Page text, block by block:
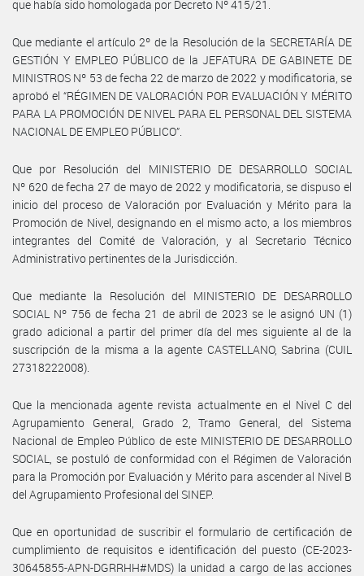
que había sido homologada por Decreto Nº 415/21.
Que mediante el artículo 2º de la Resolución de la SECRETARÍA DE
GESTIÓN Y EMPLEO PÚBLICO de la JEFATURA DE GABINETE DE
MINISTROS Nº 53 de fecha 22 de marzo de 2022 y modificatoria, se
aprobó el “RÉGIMEN DE VALORACIÓN POR EVALUACIÓN Y MÉRITO
PARA LA PROMOCIÓN DE NIVEL PARA EL PERSONAL DEL SISTEMA
NACIONAL DE EMPLEO PÚBLICO”.
Que por Resolución del MINISTERIO DE DESARROLLO SOCIAL
Nº 620 de fecha 27 de mayo de 2022 y modificatoria, se dispuso el
inicio del proceso de Valoración por Evaluación y Mérito para la
Promoción de Nivel, designando en el mismo acto, a los miembros
integrantes del Comité de Valoración, y al Secretario Técnico
Administrativo pertinentes de la Jurisdicción.
Que mediante la Resolución del MINISTERIO DE DESARROLLO
SOCIAL Nº 756 de fecha 21 de abril de 2023 se le asignó UN (1)
grado adicional a partir del primer día del mes siguiente al de la
suscripción de la misma a la agente CASTELLANO, Sabrina (CUIL
27318222008).
Que la mencionada agente revista actualmente en el Nivel C del
Agrupamiento General, Grado 2, Tramo General, del Sistema
Nacional de Empleo Público de este MINISTERIO DE DESARROLLO
SOCIAL, se postuló de conformidad con el Régimen de Valoración
para la Promoción por Evaluación y Mérito para ascender al Nivel B
del Agrupamiento Profesional del SINEP.
Que en oportunidad de suscribir el formulario de certificación de
cumplimiento de requisitos e identificación del puesto (CE-2023-
30645855-APN-DGRRHH#MDS) la unidad a cargo de las acciones